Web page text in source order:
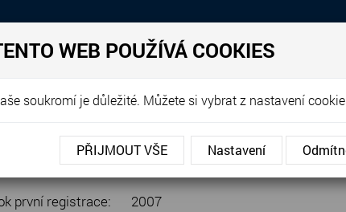
Prodej, dovoz, výkup a
CassaFamilia, PALANDY, MOVER, MARKÝZA S BOKY,
MOVER, MARKÝZA S
první registrace:
2007
WEB POUŽÍVÁ COOKIES
soukromí je důležité. Můžete si vybrat z nastavení
PŘIJMOUT VŠE Nastavení